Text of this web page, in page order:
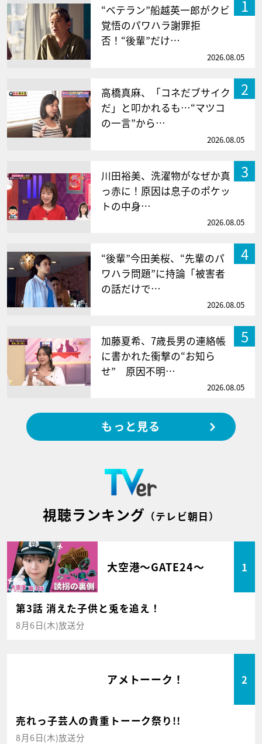
1
“ベテラン”船越英一郎がクビ
覚悟のパワハラ謝罪拒
否！“後輩”だけ…
2026.08.05
2
高橋真麻、「コネだブサイク
だ」と叩かれるも…“マツコ
の一言”から…
2026.08.05
3
川田裕美、洗濯物がなぜか真
っ赤に！原因は息子のポケッ
トの中身…
2026.08.05
4
“後輩”今田美桜、“先輩のパ
ワハラ問題”に持論「被害者
の話だけで…
2026.08.05
5
加藤夏希、7歳長男の連絡帳
に書かれた衝撃の“お知ら
せ” 原因不明…
2026.08.05
もっと見る
視聴ランキング （テレビ朝日）
大空港～GATE24～ 1
第3話 消えた子供と兎を追え！
8月6日(木)放送分
アメトーーク！ 2
売れっ子芸人の貴重トーーク祭り!!
8月6日(木)放送分